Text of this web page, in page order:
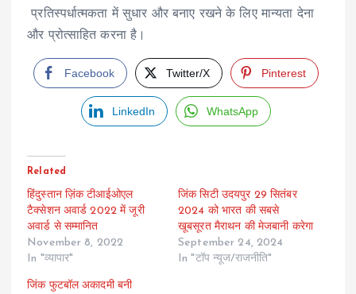
प्रतिस्पर्धात्मकता में सुधार और बनाए रखने के लिए मान्यता देना
और प्रोत्साहित करना है।
Facebook Twitter/X Pinterest
LinkedIn WhatsApp
Related
हिंदुस्तान ज़िंक टीआईओएल
टैक्सेशन अवार्ड 2022 में जूरी
अवार्ड से सम्मानित
November 8, 2022
In "व्यापार"
जिंक सिटी उदयपुर 29 सितंबर
2024 को भारत की सबसे
खूबसूरत मैराथन की मेजबानी करेगा
September 24, 2024
In "टॉप न्यूज/राजनीति"
जिंक फुटबॉल अकादमी बनी